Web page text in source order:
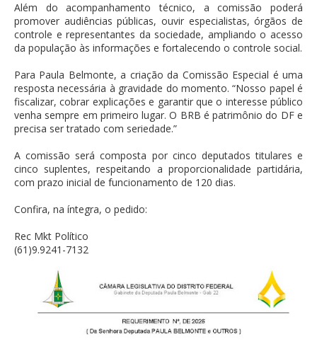
Além do acompanhamento técnico, a comissão poderá
promover audiências públicas, ouvir especialistas, órgãos de
controle e representantes da sociedade, ampliando o acesso
da população às informações e fortalecendo o controle social.
Para Paula Belmonte, a criação da Comissão Especial é uma
resposta necessária à gravidade do momento. “Nosso papel é
fiscalizar, cobrar explicações e garantir que o interesse público
venha sempre em primeiro lugar. O BRB é patrimônio do DF e
precisa ser tratado com seriedade.”
A comissão será composta por cinco deputados titulares e
cinco suplentes, respeitando a proporcionalidade partidária,
com prazo inicial de funcionamento de 120 dias.
Confira, na íntegra, o pedido:
Rec Mkt Político
(61)9.9241-7132